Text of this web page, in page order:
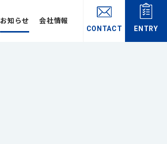
お知らせ 会社情報
CONTACT ENTRY